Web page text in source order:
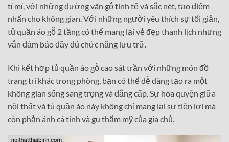
tỉ mỉ, với những đường vân gỗ tinh tế và sắc nét, tạo điểm
nhấn cho không gian. Với những người yêu thích sự tối giản,
tủ quần áo gỗ 2 tầng có thể mang lại vẻ đẹp thanh lịch nhưng
vẫn đảm bảo đầy đủ chức năng lưu trữ.
Khi kết hợp tủ quần áo gỗ cao sát trần với những món đồ
trang trí khác trong phòng, bạn có thể dễ dàng tạo ra một
không gian sống sang trọng và đẳng cấp. Sự hòa quyện giữa
nội thất và tủ quần áo này không chỉ mang lại sự tiện lợi mà
còn phản ánh cá tính và gu thẩm mỹ của gia chủ.